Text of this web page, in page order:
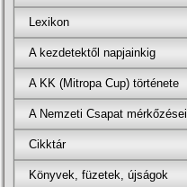
Lexikon
A kezdetektől napjainkig
A KK (Mitropa Cup) története
A Nemzeti Csapat mérkőzései
Cikktár
Könyvek, füzetek, újságok